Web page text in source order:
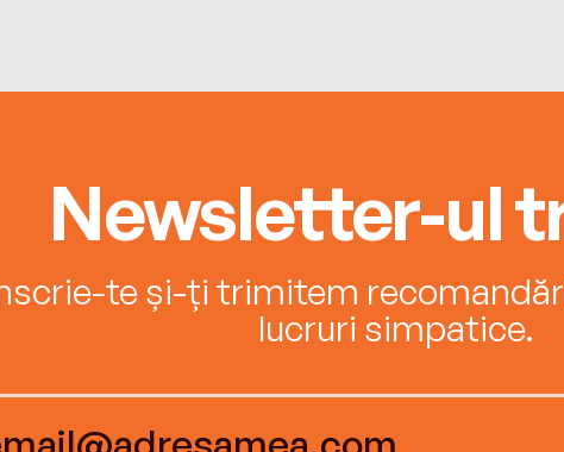
Newsletter-ul
te și-ți trimitem
lucruri simpatice.